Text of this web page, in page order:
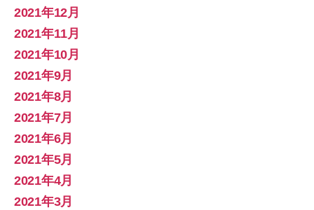
2021年12月
2021年11月
2021年10月
2021年9月
2021年8月
2021年7月
2021年6月
2021年5月
2021年4月
2021年3月